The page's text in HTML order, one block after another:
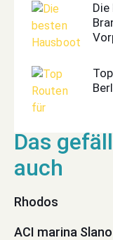
Rhodos
ACI marina Slano